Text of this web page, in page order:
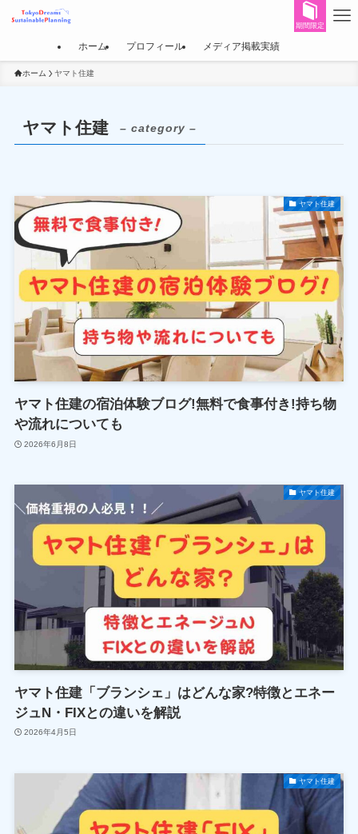
期間限定
ホーム プロフィール メディア掲載実績
ホーム ヤマト住建
ヤマト住建 – category –
ヤマト住建
ヤマト住建の宿泊体験ブログ!無料で食事付き!持ち物
や流れについても
2026年6月8日
ヤマト住建
ヤマト住建「ブランシェ」はどんな家?特徴とエネー
ジュN・FIXとの違いを解説
2026年4月5日
ヤマト住建